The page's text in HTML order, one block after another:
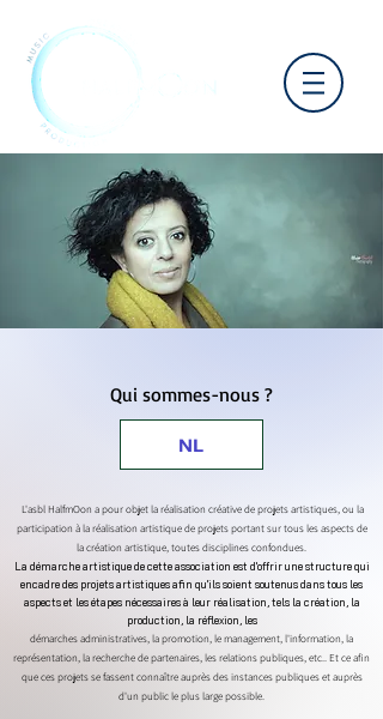
Qui sommes-nous ?
NL
L'asbl HalfmOon a pour objet la réalisation créative de projets artistiques, ou la
participation à la réalisation artistique de projets portant sur tous les aspects de
la création artistique, toutes disciplines confondues.
La démarche artistique de cette association est d'offrir une structure qui
encadre des projets artistiques afin qu'ils soient soutenus dans tous les
aspects et les étapes nécessaires à leur réalisation, tels la création, la
production, la réflexion, les
démarches administratives, la promotion, le management, l'information, la
représentation, la recherche de partenaires, les relations publiques, etc.. Et ce afin
que ces projets se fassent connaître auprès des instances publiques et auprès
d'un public le plus large possible.